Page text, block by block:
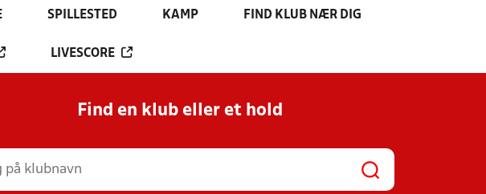
SPILLESTED KAMP FIND KLUB NÆR DIG
LIVESCORE
Find en klub eller et hold